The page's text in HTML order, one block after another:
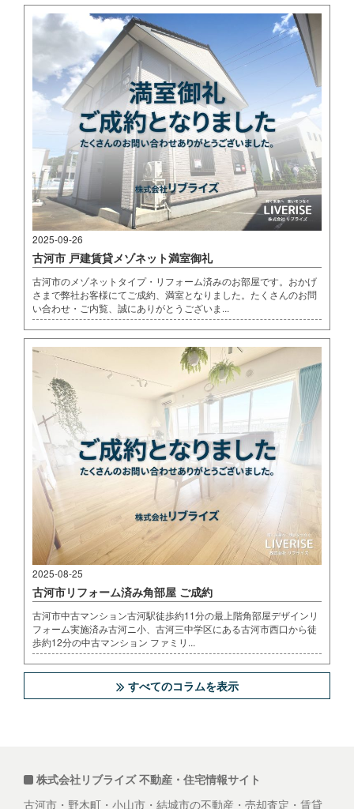
2025-09-26
古河市 戸建賃貸メゾネット満室御礼
古河市のメゾネットタイプ・リフォーム済みのお部屋です。おかげ
さまで弊社お客様にてご成約、満室となりました。たくさんのお問
い合わせ・ご内覧、誠にありがとうございま...
2025-08-25
古河市リフォーム済み角部屋 ご成約
古河市中古マンション古河駅徒歩約11分の最上階角部屋デザインリ
フォーム実施済み古河ニ小、古河三中学区にある古河市西口から徒
歩約12分の中古マンション ファミリ...
すべてのコラムを表示
株式会社リブライズ 不動産・住宅情報サイト
古河市・野木町・小山市・結城市の不動産・売却査定・賃貸